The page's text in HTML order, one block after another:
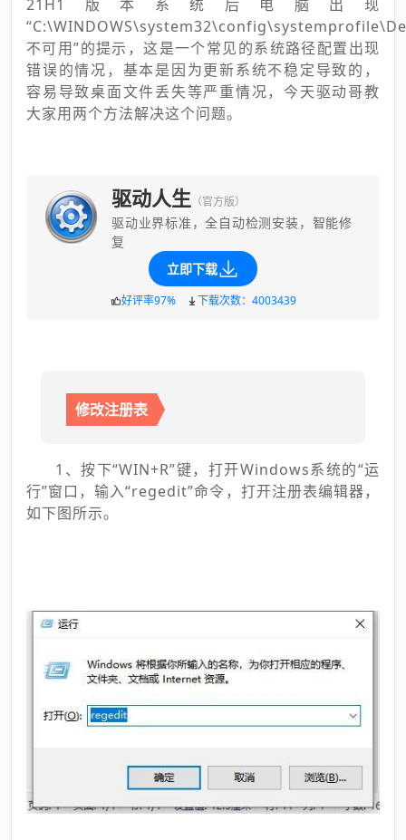
21H1版本系统后电脑出现
不可用”的提示，这是一个常见的系统路径配置出现
错误的情况，基本是因为更新系统不稳定导致的，
容易导致桌面文件丢失等严重情况，今天驱动哥教
大家用两个方法解决这个问题。
驱动人生 （官方版）
驱动业界标准，全自动检测安装，智能修
复
立即下载
好评率97% 下载次数：4003439
修改注册表
1、按下“WIN+R”键，打开Windows系统的“运
行”窗口，输入“regedit”命令，打开注册表编辑器，
如下图所示。